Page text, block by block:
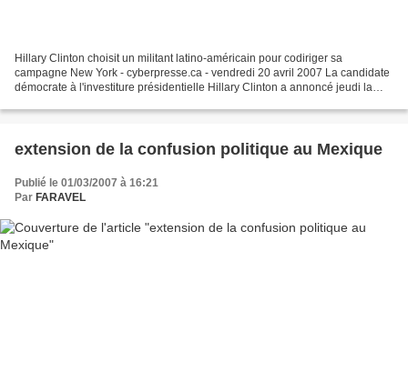
Hillary Clinton choisit un militant latino-américain pour codiriger sa
campagne New York - cyberpresse.ca - vendredi 20 avril 2007 La candidate
démocrate à l'investiture présidentielle Hillary Clinton a annoncé jeudi la
extension de la confusion politique au Mexique
Publié le 01/03/2007 à 16:21
Par FARAVEL